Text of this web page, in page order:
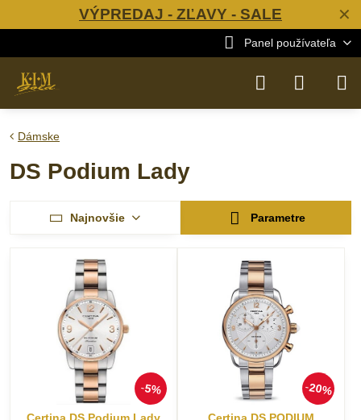
✕
VÝPREDAJ - ZĽAVY - SALE
Panel používateľa
Dámske
DS Podium Lady
Najnovšie Parametre
5% 20%